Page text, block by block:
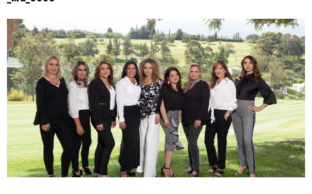
El Despertar de la Calidez: Acabados Dorados de FV para Elevar tu Espacio